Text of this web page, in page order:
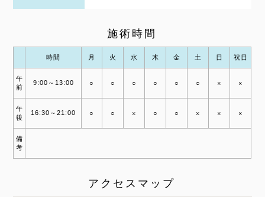
施術時間
時間 月 火 水 木 金 土 日 祝日
午
前
9:00～13:00 ○ ○ ○ ○ ○ ○ × ×
午
後
16:30～21:00 ○ ○ × ○ ○ × × ×
備
考
アクセスマップ